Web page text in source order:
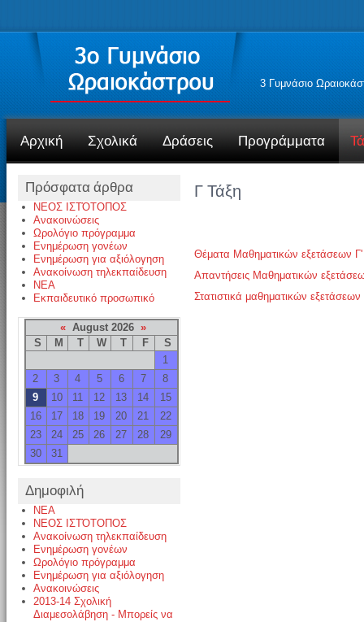
3 Γυμνάσιο
Αρχική Σχολικά Δράσεις Προγράμματα
Πρόσφατα άρθρα
ΝΕΟΣ ΙΣΤΌΤΟΠΟΣ
Ανακοινώσεις
Ωρολόγιο πρόγραμμα
Ενημέρωση γονέων
Ενημέρωση για αξιόλογηση
Ανακοίνωση τηλεκπαίδευση
NEA
Εκπαιδευτικό προσωπικό
« August 2026»
S
M T W T F
S
1
2
3 4 5 6 7
8
9
10 11 12 13 14
15
16
17 18 19 20 21
22
23
24 25 26 27 28
29
30
31
Δημοφιλή
NEA
ΝΕΟΣ ΙΣΤΌΤΟΠΟΣ
Ανακοίνωση τηλεκπαίδευση
Ενημέρωση γονέων
Ωρολόγιο πρόγραμμα
Ενημέρωση για αξιόλογηση
Ανακοινώσεις
2013-14 Σχολική
Διαμεσολάβηση - Μπορείς να
Γ Τάξη
Θέματα Μαθηματικών εξετάσεων
Απαντήσεις Μαθηματικών
Στατιστικά μαθηματικών